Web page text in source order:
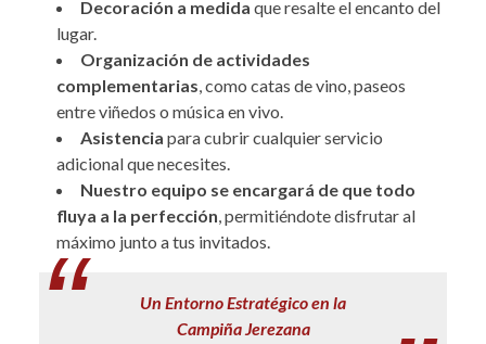
Decoración a medida que resalte el encanto del
lugar.
Organización de actividades
complementarias, como catas de vino, paseos
entre viñedos o música en vivo.
Asistencia para cubrir cualquier servicio
adicional que necesites.
Nuestro equipo se encargará de que todo
fluya a la perfección, permitiéndote disfrutar al
máximo junto a tus invitados.
Un Entorno Estratégico en la
Campiña Jerezana